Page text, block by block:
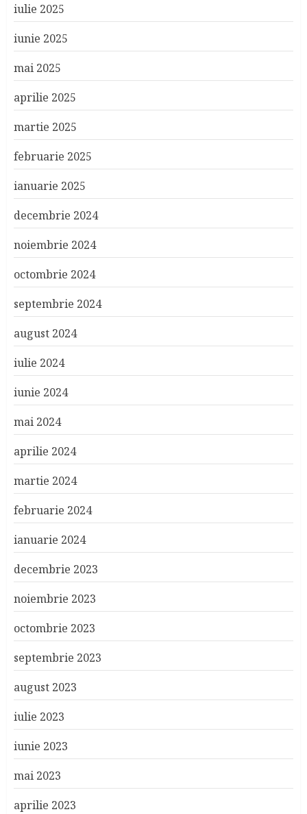
iulie 2025
iunie 2025
mai 2025
aprilie 2025
martie 2025
februarie 2025
ianuarie 2025
decembrie 2024
noiembrie 2024
octombrie 2024
septembrie 2024
august 2024
iulie 2024
iunie 2024
mai 2024
aprilie 2024
martie 2024
februarie 2024
ianuarie 2024
decembrie 2023
noiembrie 2023
octombrie 2023
septembrie 2023
august 2023
iulie 2023
iunie 2023
mai 2023
aprilie 2023